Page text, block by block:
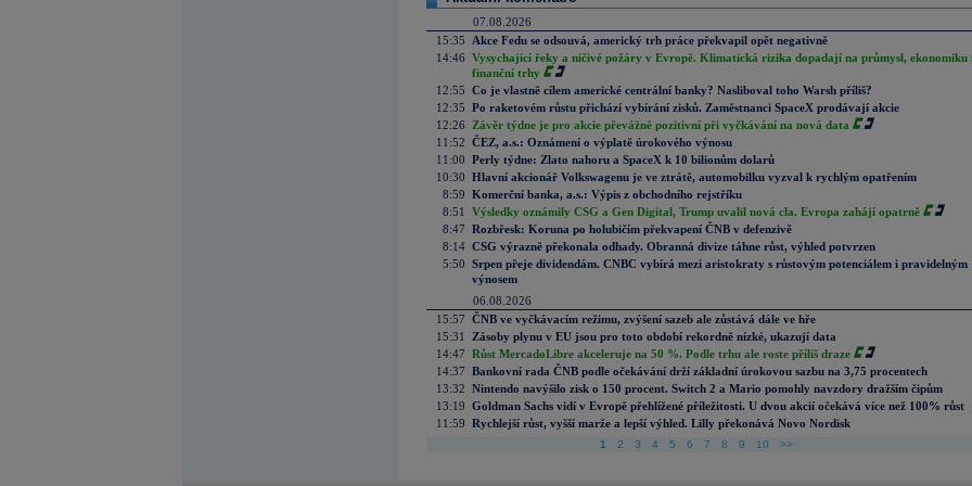
07.08.2026
15:35
Akce Fedu se odsouvá, americký trh práce překvapil opět negativně
14:46 Vysychající řeky a ničivé požáry v Evropě. Klimatická rizika dopadají na průmysl, ekonomiku
finanční trhy
12:55 Co je vlastně cílem americké centrální banky? Nasliboval toho Warsh příliš?
12:35 Po raketovém růstu přichází vybírání zisků. Zaměstnanci SpaceX prodávají akcie
12:26
Závěr týdne je pro akcie převážně pozitivní při vyčkávání na nová data
11:52 ČEZ, a.s.: Oznámení o výplatě úrokového výnosu
11:00 Perly týdne: Zlato nahoru a SpaceX k 10 bilionům dolarů
10:30 Hlavní akcionář Volkswagenu je ve ztrátě, automobilku vyzval k rychlým opatřením
8:59 Komerční banka, a.s.: Výpis z obchodního rejstříku
8:51
Výsledky oznámily CSG a Gen Digital, Trump uvalil nová cla. Evropa zahájí opatrně
8:47 Rozbřesk: Koruna po holubičím překvapení ČNB v defenzivě
8:14 CSG výrazně překonala odhady. Obranná divize táhne růst, výhled potvrzen
5:50 Srpen přeje dividendám. CNBC vybírá mezi aristokraty s růstovým potenciálem i pravidelným
výnosem
06.08.2026
15:57 ČNB ve vyčkávacím režimu, zvýšení sazeb ale zůstává dále ve hře
15:31
Zásoby plynu v EU jsou pro toto období rekordně nízké, ukazují data
14:47 Růst MercadoLibre akceleruje na 50 %. Podle trhu ale roste příliš draze
14:37 Bankovní rada ČNB podle očekávání drží základní úrokovou sazbu na 3,75 procentech
13:32 Nintendo navýšilo zisk o 150 procent. Switch 2 a Mario pomohly navzdory dražším čipům
13:19 Goldman Sachs vidí v Evropě přehlížené příležitosti. U dvou akcií očekává více než 100% růst
11:59 Rychlejší růst, vyšší marže a lepší výhled. Lilly překonává Novo Nordisk
1 2 3 4 5 6 7 8 9 10 >>